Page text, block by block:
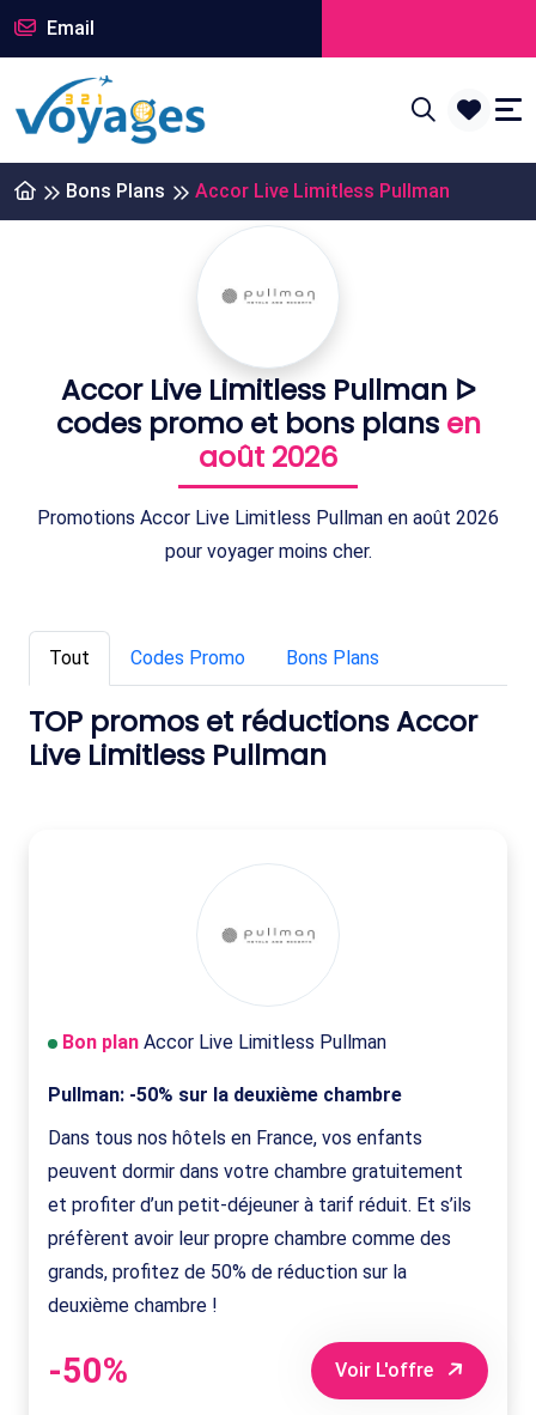
Email
Bons Plans Accor Live Limitless Pullman
Accor Live Limitless Pullman ᐅ
codes promo et bons plans en
août 2026
Promotions Accor Live Limitless Pullman en août 2026
pour voyager moins cher.
Tout Codes Promo Bons Plans
TOP promos et réductions Accor
Live Limitless Pullman
Bon plan Accor Live Limitless Pullman
Pullman: -50% sur la deuxième chambre
Dans tous nos hôtels en France, vos enfants
peuvent dormir dans votre chambre gratuitement
et profiter d’un petit-déjeuner à tarif réduit. Et s’ils
préfèrent avoir leur propre chambre comme des
grands, profitez de 50% de réduction sur la
deuxième chambre !
-50% Voir L'offre